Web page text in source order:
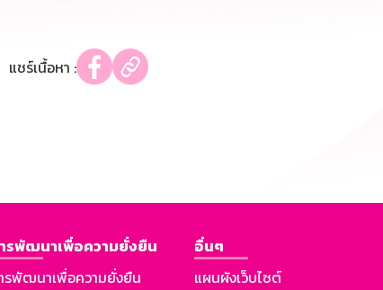
แชร์เนื้อหา :
รพัฒนาเพื่อความยั่งยืน
รพัฒนาเพื่อความยั่งยืน
อื่นๆ
แผนผังเว็บไซต์